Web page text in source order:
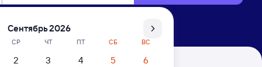
Сентябрь 2026
СР ЧТ ПТ СБ ВС
2 3 4 5 6